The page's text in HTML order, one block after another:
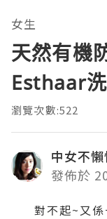
女生
天然有機
Esthaar
瀏覽次數:522
中女不
發佈於
對不起~又